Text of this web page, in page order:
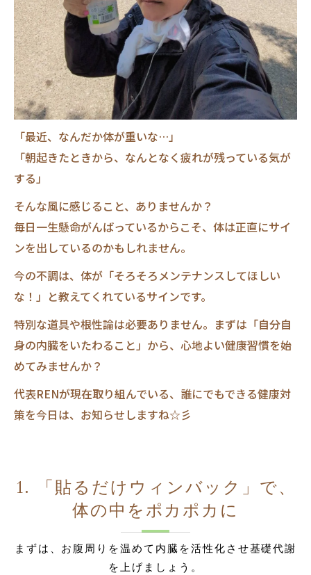
「最近、なんだか体が重いな…」
「朝起きたときから、なんとなく疲れが残っている気が
する」
そんな風に感じること、ありませんか？
毎日一生懸命がんばっているからこそ、体は正直にサイ
ンを出しているのかもしれません。
今の不調は、体が「そろそろメンテナンスしてほしい
な！」と教えてくれているサインです。
特別な道具や根性論は必要ありません。まずは「自分自
身の内臓をいたわること」から、心地よい健康習慣を始
めてみませんか？
代表RENが現在取り組んでいる、誰にでもできる健康対
策を今日は、お知らせしますね☆彡
1. 「貼るだけウィンバック」で、
体の中をポカポカに
まずは、お腹周りを温めて内臓を活性化させ基礎代謝
を上げましょう。